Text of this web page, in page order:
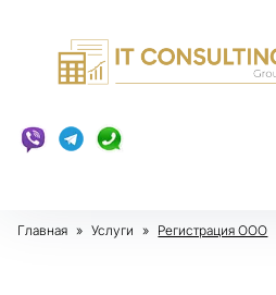
Главная » Услуги » Регистрация ООО